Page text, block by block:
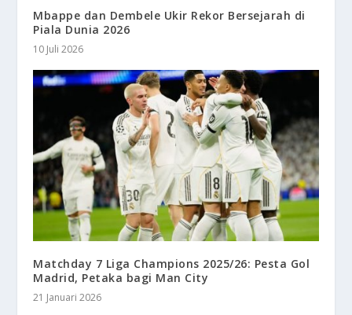
Mbappe dan Dembele Ukir Rekor Bersejarah di
Piala Dunia 2026
10 Juli 2026
Matchday 7 Liga Champions 2025/26: Pesta Gol
Madrid, Petaka bagi Man City
21 Januari 2026